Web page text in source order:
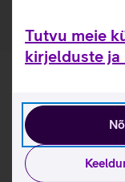
Tutvu meie
kirjelduste ja